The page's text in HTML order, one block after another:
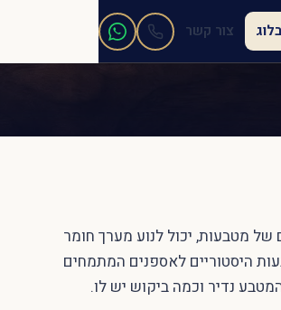
צור קשר
של מטבעות, יכול לנוע מערך חומר
היסטוריים לאספנים המתמחים
נדיר וכמה ביקוש יש לו.